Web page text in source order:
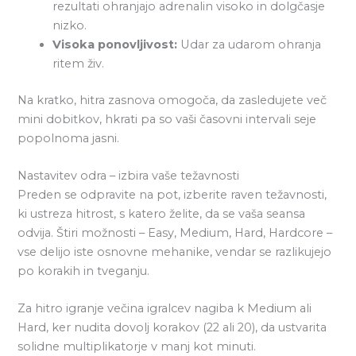
rezultati ohranjajo adrenalin visoko in dolgčasje
nizko.
Visoka ponovljivost: Udar za udarom ohranja
ritem živ.
Na kratko, hitra zasnova omogoča, da zasledujete več
mini dobitkov, hkrati pa so vaši časovni intervali seje
popolnoma jasni.
Nastavitev odra – izbira vaše težavnosti
Preden se odpravite na pot, izberite raven težavnosti,
ki ustreza hitrost, s katero želite, da se vaša seansa
odvija. Štiri možnosti – Easy, Medium, Hard, Hardcore –
vse delijo iste osnovne mehanike, vendar se razlikujejo
po korakih in tveganju.
Za hitro igranje večina igralcev nagiba k Medium ali
Hard, ker nudita dovolj korakov (22 ali 20), da ustvarita
solidne multiplikatorje v manj kot minuti.